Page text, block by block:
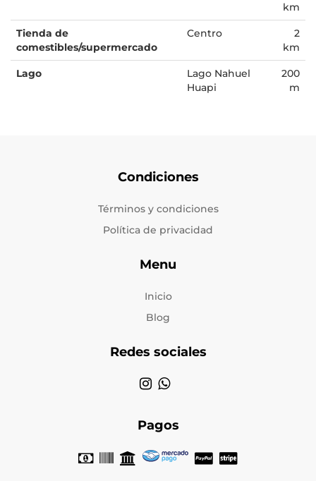
km
Tienda de
comestibles/supermercado
Centro
2
km
Lago
Lago Nahuel
Huapi
200
m
Condiciones
Términos y condiciones
Política de privacidad
Menu
Inicio
Blog
Redes sociales
Pagos